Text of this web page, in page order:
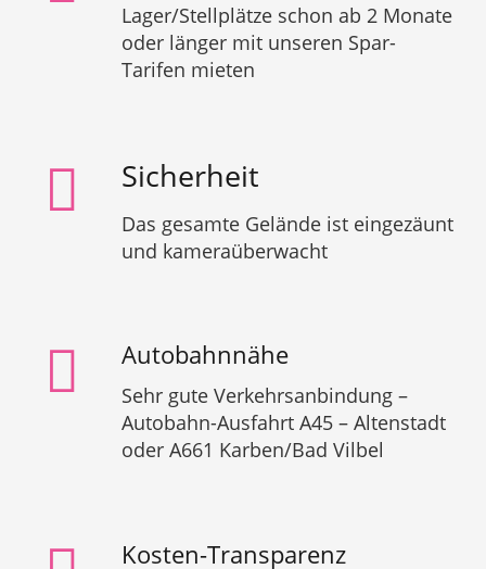
Lager/Stellplätze schon ab 2 Monate
oder länger mit unseren Spar-
Tarifen mieten
Sicherheit
Das gesamte Gelände ist eingezäunt
und kameraüberwacht
Autobahnnähe
Sehr gute Verkehrsanbindung –
Autobahn-Ausfahrt A45 – Altenstadt
oder A661 Karben/Bad Vilbel
Kosten-Transparenz